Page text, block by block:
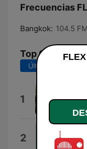
Frecuencias
Bangkok: 104.5 FM
Top Canciones
Últimos 7 días
1
2 Ink